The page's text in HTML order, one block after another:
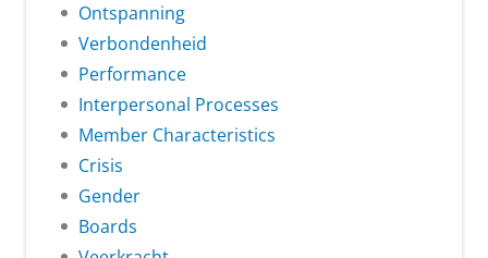
Ontspanning
Verbondenheid
Performance
Interpersonal Processes
Member Characteristics
Crisis
Gender
Boards